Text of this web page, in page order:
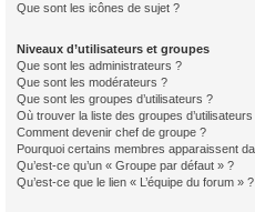
Que sont les icônes de sujet ?
Niveaux d’utilisateurs et groupes
Que sont les administrateurs ?
Que sont les modérateurs ?
Que sont les groupes d’utilisateurs ?
Où trouver la liste des groupes
Comment devenir chef de groupe ?
Pourquoi certains membres apparaissent
Qu’est-ce qu’un « Groupe par défaut » ?
Qu’est-ce que le lien « L’équipe du forum » ?